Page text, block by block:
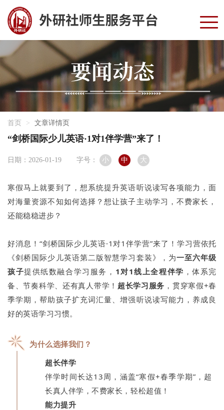
首页 文章详情页
“剑桥国际少儿英语·1对1伴学营”来了！
日期：2026-01-19 字号： 小 中 大
寒假马上就要到了，想系统提升英语听说读写各项能力，面
对海量资源不知如何选择？想让孩子主动学习，不费家长，
还能稳稳进步？
好消息！“剑桥国际少儿英语·1对1伴学营”来了！学习营依托
《剑桥国际少儿英语第二版智慧学习套装》，为一至六年级
孩子提供纸数融合学习服务， 1对1线上全程伴学 ，体系完
备、节奏科学、还有真人带学！ 超长学习服务 ，贯穿寒假+春
季学期，帮助孩子扩充词汇量、增强听说读写能力，养成良
好的英语学习习惯。
为什么选择我们？
超长伴学
伴学时间长达13周，涵盖“寒假+春季学期”，超
长真人伴学，不费家长，轻松超值！
能力提升